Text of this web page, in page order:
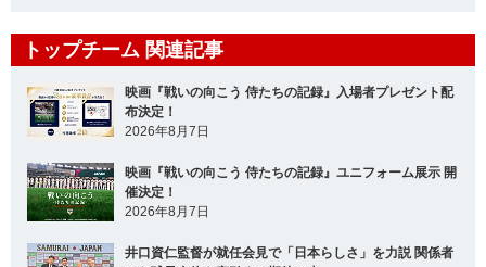
トップチーム 関連記事
映画『戦いの向こう 侍たちの記録』入場者プレゼント配
布決定！
2026年8月7日
映画『戦いの向こう 侍たちの記録』ユニフォーム展示 開
催決定！
2026年8月7日
井口資仁監督が就任会見で「日本らしさ」を力説 関係者